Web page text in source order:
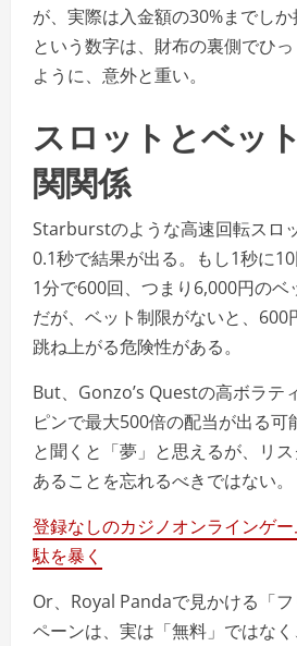
が、実際は入金額の30%までし
という数字は、財布の裏側でひ
ように、意外と重い。
スロットとベッ
関関係
Starburstのような高速回転スロ
0.1秒で結果が出る。もし1秒に10
1分で600回、つまり6,000円のベ
だが、ベット制限がないと、600
跳ね上がる危険性がある。
But、Gonzo’s Questの高ボラテ
ピンで最大500倍の配当が出る
と聞くと「夢」と思えるが、リ
あることを忘れるべきではない。
登録なしのカジノオンラインゲ
駄を暴く
Or、Royal Pandaで見かける「
ペーンは、実は「無料」ではな